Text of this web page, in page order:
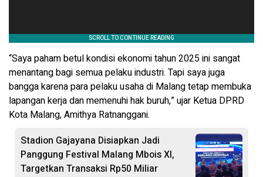
“Saya paham betul kondisi ekonomi tahun 2025 ini sangat
menantang bagi semua pelaku industri. Tapi saya juga
bangga karena para pelaku usaha di Malang tetap membuka
lapangan kerja dan memenuhi hak buruh,” ujar Ketua DPRD
Kota Malang, Amithya Ratnanggani.
Stadion Gajayana Disiapkan Jadi
Panggung Festival Malang Mbois XI,
Targetkan Transaksi Rp50 Miliar